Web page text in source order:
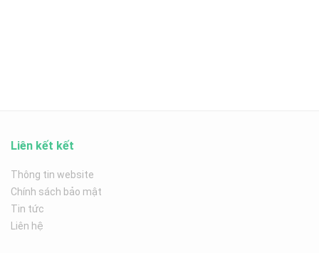
Liên kết kết
Thông tin website
Chính sách bảo mật
Tin tức
Liên hệ